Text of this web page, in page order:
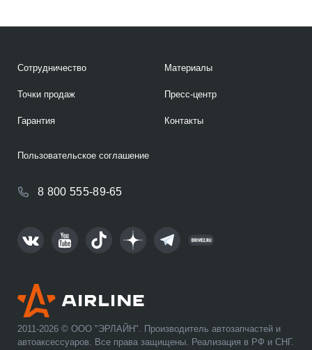
2011-2026 © ООО "ЭРЛАЙН". Производитель автозапчастей и
автоаксессуаров. Все права защищены. Реализация в РФ и СНГ.
Сотрудничество
Точки продаж
Гарантия
Материалы
Пресс-центр
Контакты
8 800 555-89-65
Пользовательское соглашение